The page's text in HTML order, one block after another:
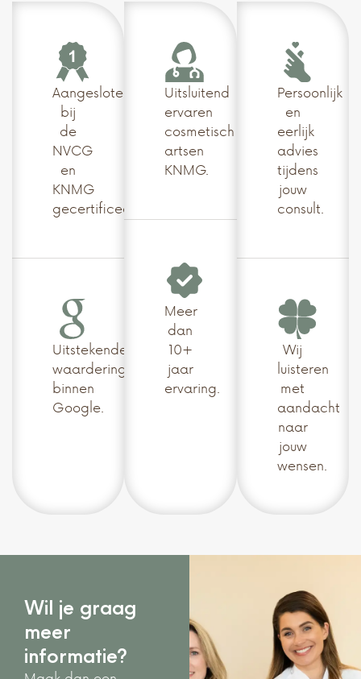
Aangesloten
bij
de
NVCG
en
KNMG
gecertificeerd.
Uitstekende
waardering
binnen
Google.
Uitsluitend
ervaren
cosmetisch
artsen
KNMG.
Meer
dan
10+
jaar
ervaring.
Persoonlijk
en
eerlijk
advies
tijdens
jouw
consult.
Wij
luisteren
met
aandacht
naar
jouw
wensen.
Wil je graag
meer
informatie?